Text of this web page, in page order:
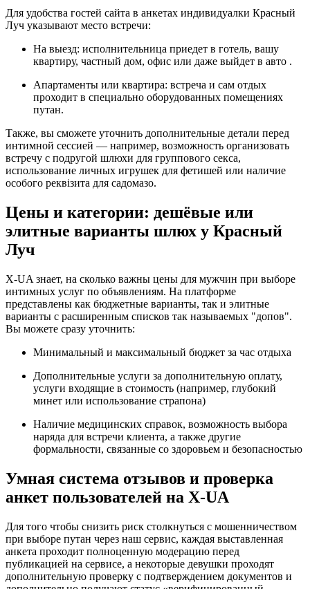
Для удобства гостей сайта в анкетах индивидуалки Красный
Луч указывают место встречи:
На выезд: исполнительница приедет в готель, вашу
квартиру, частный дом, офис или даже выйдет в авто .
Апартаменты или квартира: встреча и сам отдых
проходит в специально оборудованных помещениях
путан.
Также, вы сможете уточнить дополнительные детали перед
интимной сессией — например, возможность организовать
встречу с подругой шлюхи для группового секса,
использование личных игрушек для фетишей или наличие
особого реквізита для садомазо.
Цены и категории: дешёвые или
элитные варианты шлюх у Красный
Луч
X-UA знает, на сколько важны цены для мужчин при выборе
интимных услуг по объявлениям. На платформе
представлены как бюджетные варианты, так и элитные
варианты с расширенным списков так называемых "допов".
Вы можете сразу уточнить:
Минимальный и максимальный бюджет за час отдыха
Дополнительные услуги за дополнительную оплату,
услуги входящие в стоимость (например, глубокий
минет или использование страпона)
Наличие медицинских справок, возможность выбора
наряда для встречи клиента, а также другие
формальности, связанные со здоровьем и безопасностью
Умная система отзывов и проверка
анкет пользователей на X-UA
Для того чтобы снизить риск столкнуться с мошенничеством
при выборе путан через наш сервис, каждая выставленная
анкета проходит полноценную модерацию перед
публикацией на сервисе, а некоторые девушки проходят
дополнительную проверку с подтверждением документов и